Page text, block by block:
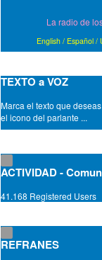
La radio de
English / Español /
TEXTO a VOZ
Marca el texto que
el icono del parlante ...
ACTIVIDAD -
41.168 Registered Users
REFRANES
- A amistades que son
- A buen capellan mejor
- A buen entendedor, a
- A buen sueño, no hay
- A buenos ocios, malos
diente.
- A cada cerdo le llega su
- A cada puerta, su dueña.
- A cada uno, Dios da el
- A cama chica, echate en